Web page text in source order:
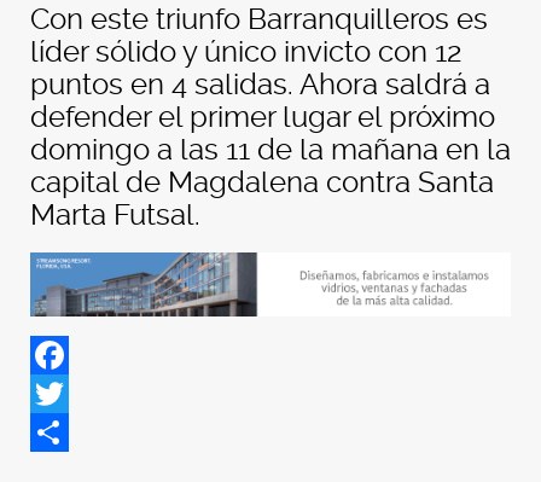
Con este triunfo Barranquilleros es
líder sólido y único invicto con 12
puntos en 4 salidas. Ahora saldrá a
defender el primer lugar el próximo
domingo a las 11 de la mañana en la
capital de Magdalena contra Santa
Marta Futsal.
Facebook
Twitter